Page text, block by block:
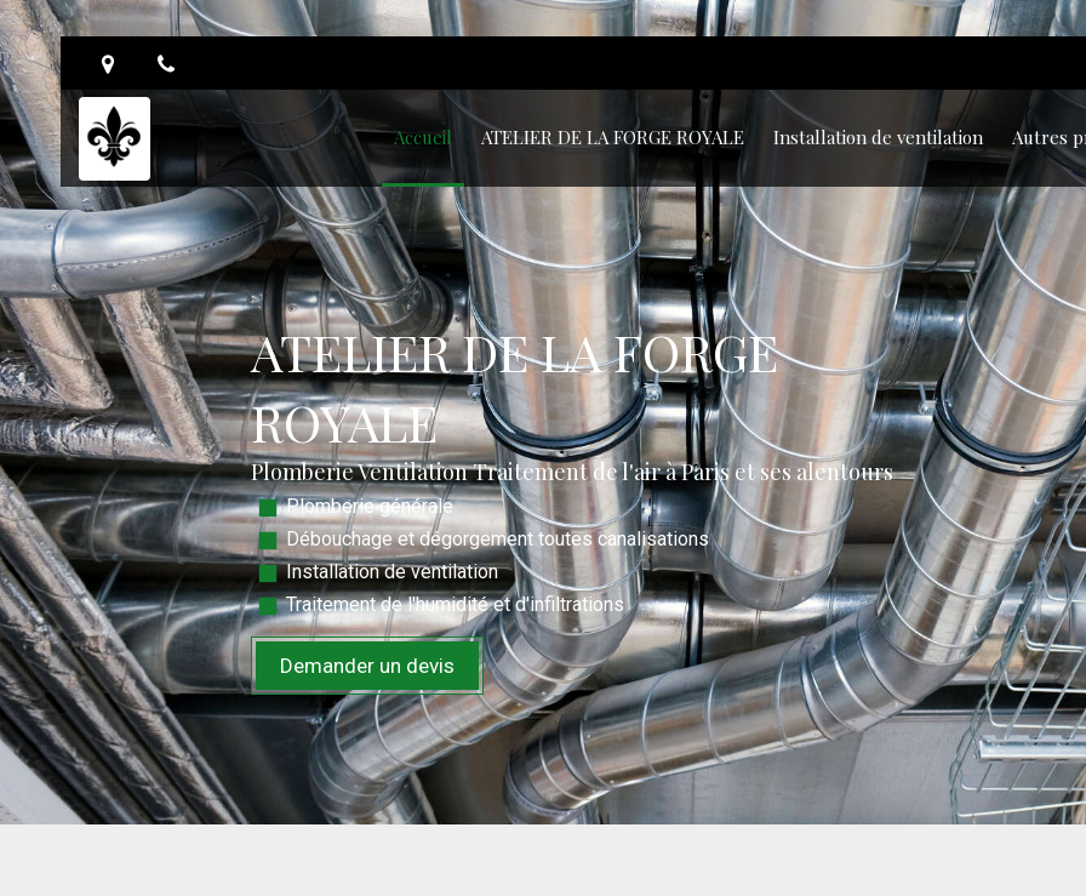
Accueil ATELIER DE LA FORGE ROYALE Installation de ventilation Autres
ATELIER DE LA FORGE
ROYALE
Plomberie Ventilation Traitement de l'air à Paris et ses alentours
Plomberie générale
Débouchage et dégorgement toutes canalisations
Installation de ventilation
Traitement de l'humidité et d'infiltrations
Demander un devis